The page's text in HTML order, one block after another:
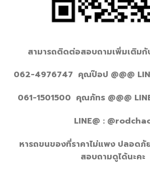
สามารถติดต่อสอบถามเพิ่มเติมกั
062-4976747 คุณป๊อป @@@
061-1501500 คุณภัทร @@@
LINE@ :
หารถขนของที่ราคาไม่แพง ปลอดภั
สอบถามดูได้นะคะ